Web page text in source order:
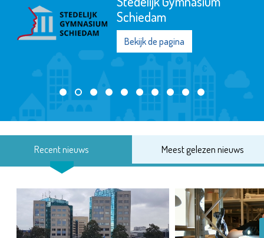
Schiedam
Bekijk de pagina
Recent nieuws Meest gelezen nieuws